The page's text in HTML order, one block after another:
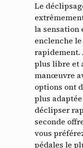
Le
la sensation
enclenche
rapidement.
plus libre et
manœuvre
options ont
plus
déclipser
seconde
vous
pédales le
Panneau
cookies
En autorisant ces
lecture de cookies et
nécessaires à leur